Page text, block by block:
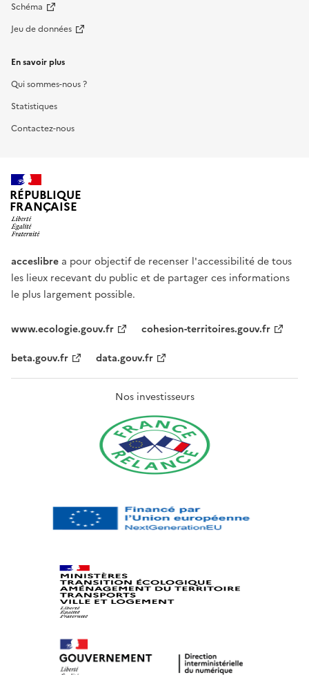
Schéma
Jeu de données
En savoir plus
Qui sommes-nous ?
Statistiques
Contactez-nous
RÉPUBLIQUE
FRANÇAISE
acceslibre a pour objectif de recenser l'accessibilité de tous
les lieux recevant du public et de partager ces informations
le plus largement possible.
www.ecologie.gouv.fr
cohesion-territoires.gouv.fr
beta.gouv.fr
data.gouv.fr
Nos investisseurs